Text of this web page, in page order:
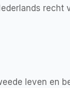
recht
leven en